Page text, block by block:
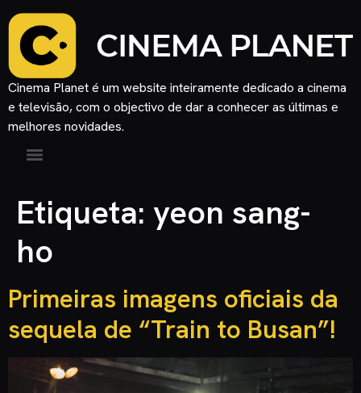
Cinema Planet é um website inteiramente dedicado a cinema
e televisão, com o objectivo de dar a conhecer as últimas e
melhores novidades.
Etiqueta: yeon sang-
ho
Primeiras imagens oficiais da
sequela de “Train to Busan”!